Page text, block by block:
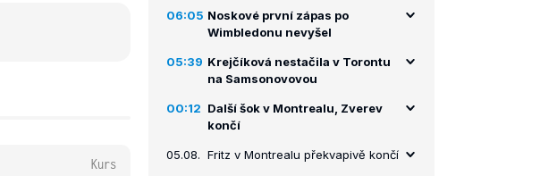
Kurs
06:05 Noskové první zápas po
Wimbledonu nevyšel
05:39 Krejčíková nestačila v Torontu
na Samsonovovou
00:12 Další šok v Montrealu, Zverev
končí
05.08. Fritz v Montrealu překvapivě končí